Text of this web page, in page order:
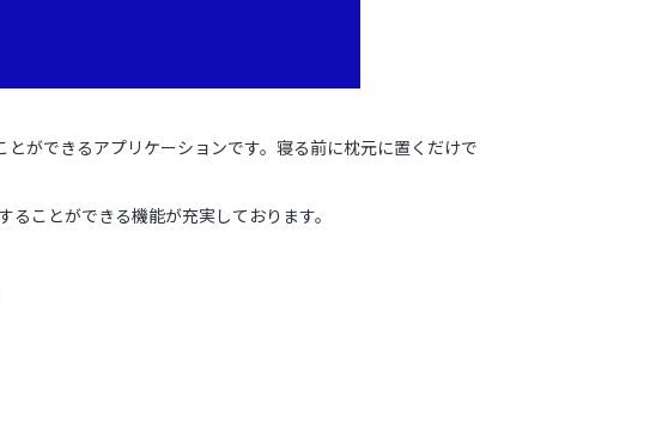
ができるアプリケーションです。寝る前に枕元に置くだけで
ことができる機能が充実しております。